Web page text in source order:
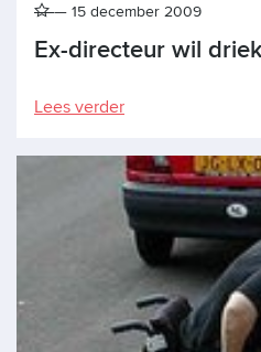
Ex-directeur wil
15 december 2009
Lees verder